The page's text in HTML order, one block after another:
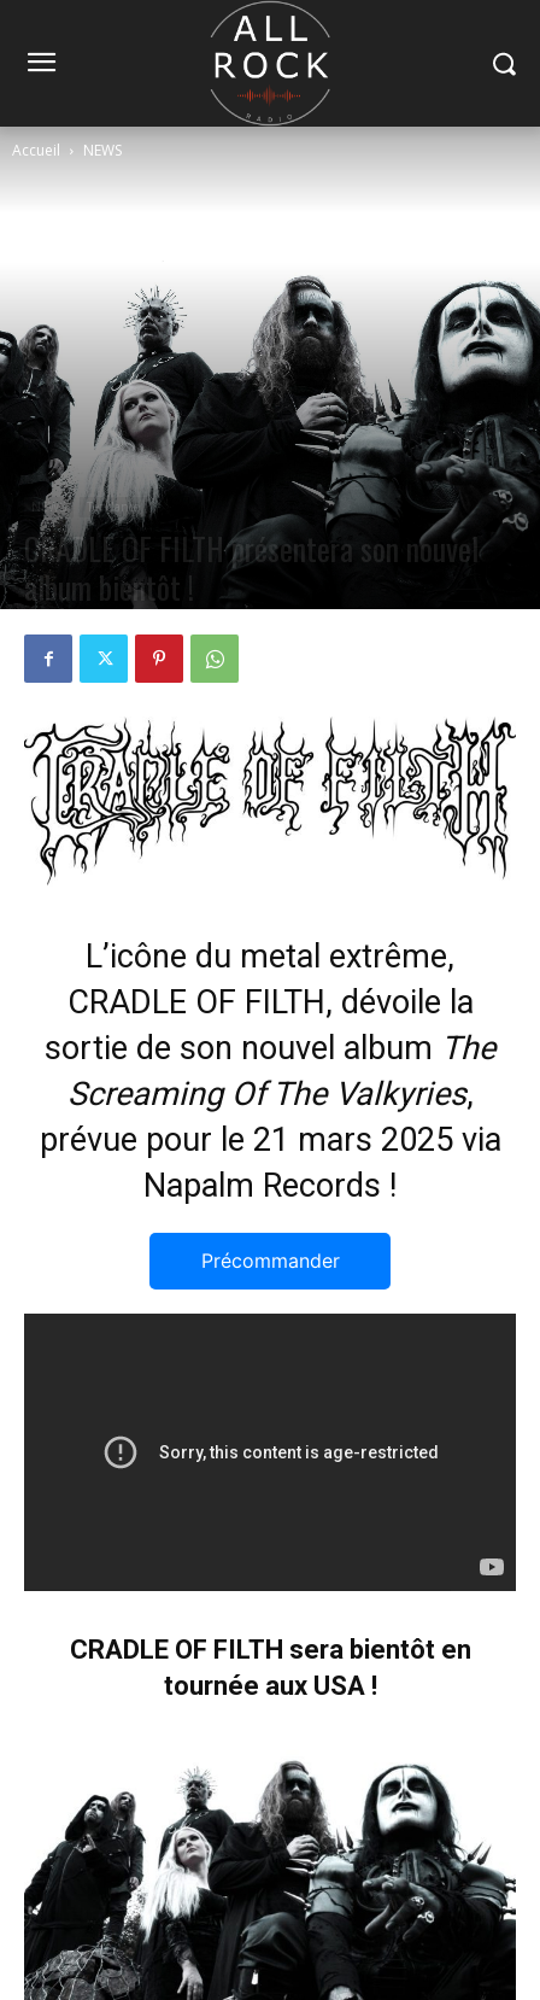
Accueil NEWS
NEWS Tendance
CRADLE OF FILTH présentera son nouvel
album bientôt !
L’icône du metal extrême,
CRADLE OF FILTH, dévoile la
sortie de son nouvel album The
Screaming Of The Valkyries,
prévue pour le 21 mars 2025 via
Napalm Records !
Précommander
CRADLE OF FILTH sera bientôt en
tournée aux USA !